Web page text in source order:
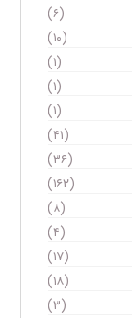
(۶)
(۱۰)
(۱)
(۱)
(۱)
(۴۱)
(۳۶)
(۱۶۲)
(۸)
(۴)
(۱۷)
(۱۸)
(۳)